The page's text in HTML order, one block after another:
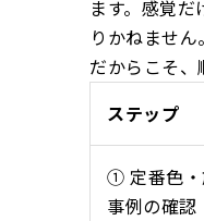
ます。感覚
りかねません。
だからこそ、
ステップ
① 定番色・
事例の確認